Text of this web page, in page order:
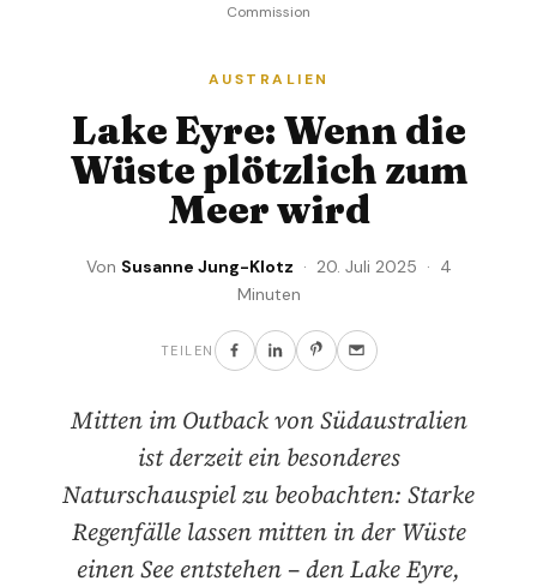
Commission
AUSTRALIEN
Lake Eyre: Wenn die
Wüste plötzlich zum
Meer wird
Von Susanne Jung-Klotz · 20. Juli 2025 · 4
Minuten
TEILEN
Mitten im Outback von Südaustralien
ist derzeit ein besonderes
Naturschauspiel zu beobachten: Starke
Regenfälle lassen mitten in der Wüste
einen See entstehen – den Lake Eyre,